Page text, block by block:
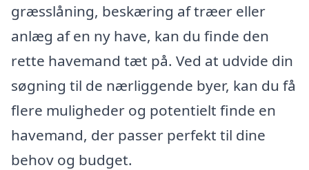
græsslåning, beskæring af træer eller
anlæg af en ny have, kan du finde den
rette havemand tæt på. Ved at udvide din
søgning til de nærliggende byer, kan du få
flere muligheder og potentielt finde en
havemand, der passer perfekt til dine
behov og budget.